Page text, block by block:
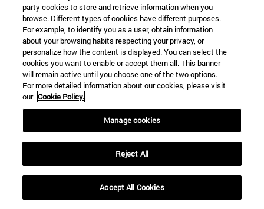
party cookies to store and retrieve information when you
browse. Different types of cookies have different purposes.
For example, to identify you as a user, obtain information
about your browsing habits respecting your privacy, or
personalize how the content is displayed. You can select the
cookies you want to enable or accept them all. This banner
will remain active until you choose one of the two options.
For more detailed information about our cookies, please visit
our Cookie Policy.
Manage cookies
Reject All
Accept All Cookies